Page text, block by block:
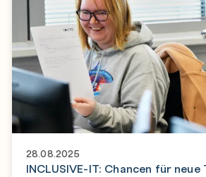
28.08.2025
INCLUSIVE-IT: Chancen für neue